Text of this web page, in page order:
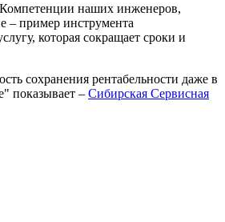
Компетенции наших инженеров,
– пример инструмента
которая сокращает сроки и
сохранения рентабельности даже в
показывает – Сибирская Сервисная